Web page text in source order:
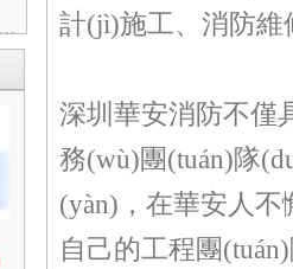
計(jì)施工、消防
深圳華安消防不僅
務(wù)團(tuán)隊
(yàn)，在華安人
自己的工程團(tuán)